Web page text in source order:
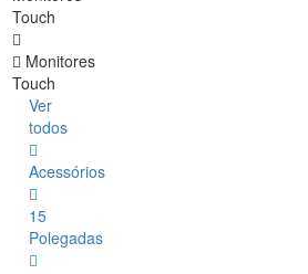
Touch
Monitores
Touch
Ver
todos
Acessórios
15
Polegadas